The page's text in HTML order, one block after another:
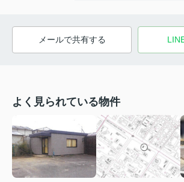
メールで共有する
よく見られている物件